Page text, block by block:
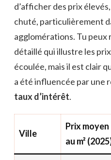
d’afficher des prix
chuté, particulièrement
agglomérations. Tu peux
détaillé qui illustre les
écoulée, mais il est clair
a été influencée par une
taux d’intérêt.
Ville
Prix moyen
au m²